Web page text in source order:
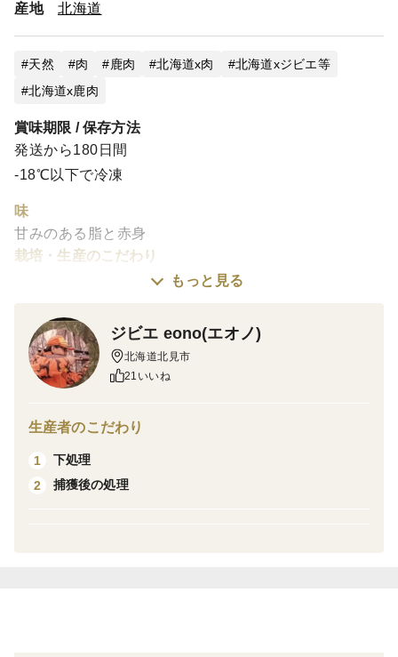
産地 北海道
天然 肉 鹿肉 北海道x肉
北海道xジビエ等
北海道x鹿肉
賞味期限 / 保存方法
発送から180日間
-18℃以下で冷凍
味
甘みのある脂と赤身
栽培・生産のこだわり
北海道の自然が育むジビエ
品種の特徴
もっと見る
ジビエ eono(エオノ)
北海道北見市
21いいね
生産者のこだわり
1
下処理
2
捕獲後の処理